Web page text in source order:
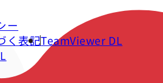
ー
く表記TeamViewer DL